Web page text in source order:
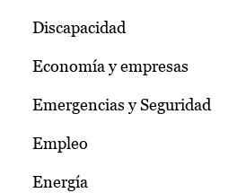
Discapacidad
Economía y empresas
Emergencias y Seguridad
Empleo
Energía